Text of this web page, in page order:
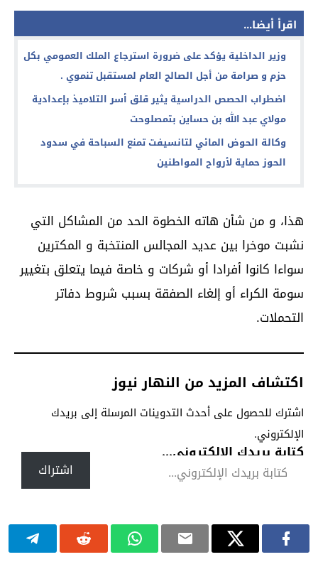
اقرأ أيضا...
وزير الداخلية يؤكد على ضرورة استرجاع الملك العمومي بكل
حزم و صرامة من أجل الصالح العام لمستقبل تنموي .
اضطراب الحصص الدراسية يثير قلق أسر التلاميذ بإعدادية
مولاي عبد الله بن حساين بتمصلوحت
وكالة الحوض المائي لتانسيفت تمنع السباحة في سدود
الحوز حماية لأرواح المواطنين
هذا، و من شأن هاته الخطوة الحد من المشاكل التي
نشبت موخرا بين عديد المجالس المنتخبة و المكترين
سواءا كانوا أفرادا أو شركات و خاصة فيما يتعلق بتغيير
سومة الكراء أو إلغاء الصفقة بسبب شروط دفاتر
التحملات.
اكتشاف المزيد من النهار نيوز
اشترك للحصول على أحدث التدوينات المرسلة إلى بريدك
الإلكتروني.
كتابة بريدك الإلكتروني...
اشتراك